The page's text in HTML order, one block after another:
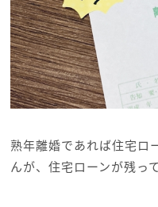
熟年離婚であれば住宅ロ
んが、住宅ローンが残っ